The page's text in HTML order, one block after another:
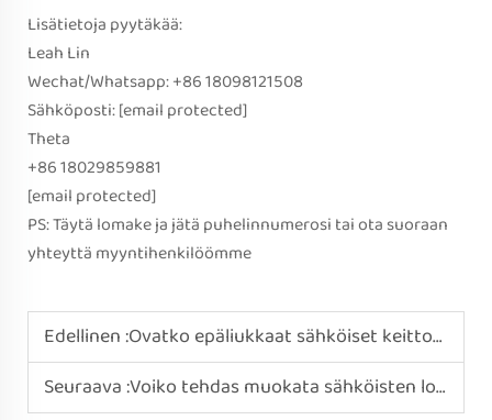
Lisätietoja pyytäkää:
Leah Lin
Wechat/Whatsapp: +86 18098121508
Sähköposti:[email protected]
Theta
+86 18029859881
[email protected]
PS: Täytä lomake ja jätä puhelinnumerosi tai ota suoraan
yhteyttä myyntihenkilöömme
Edellinen :Ovatko epäliukkaat sähköiset keittopotit älypaneelien kanssa kätevämpiä kotikäyttöön kuin mekaaniset versiot?
Seuraava :Voiko tehdas muokata sähköisten lounaslaatikkojen ruoan lämmittimiin tarkoitetun tiivistyskannen suunnittelua?